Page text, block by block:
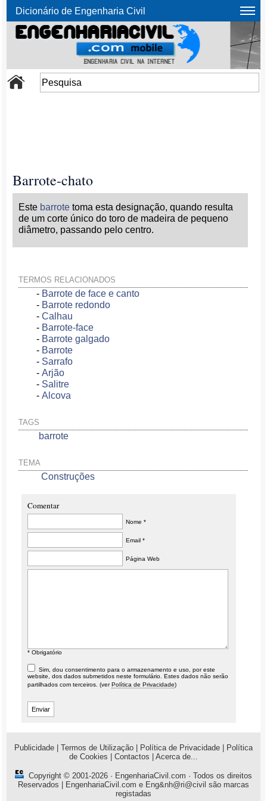
Dicionário de Engenharia Civil
Barrote-chato
Este barrote toma esta designação, quando resulta
de um corte único do toro de madeira de pequeno
diâmetro, passando pelo centro.
TERMOS RELACIONADOS
- Barrote de face e canto
- Barrote redondo
-Calhau
- Barrote-face
- Barrote galgado
- Barrote
- Sarrafo
-Arjão
- Salitre
-Alcova
TAGS
barrote
TEMA
Construções
Comentar
Nome *
Email *
Página Web
* Obrigatório
Sim, dou consentimento para o armazenamento e uso, por este
website, dos dados submetidos neste formulário. Estes dados não serão
partilhados com terceiros. (verPolítica de Privacidade)
Publicidade Termos de Utilização Política de Privacidade
Política
de Cookies
Contactos Acerca de...
Copyright © 2001-2026 · EngenhariaCivil.com · Todos os direitos
Reservados | EngenhariaCivil.com e Eng&nh@ri@civil são marcas
registadas